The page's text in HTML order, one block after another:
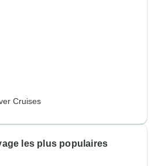
Cruises
les plus populaires